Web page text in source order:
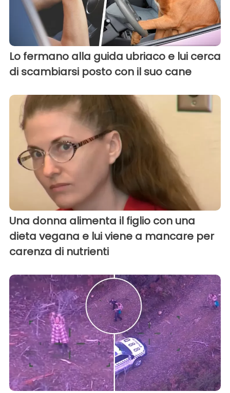
Lo fermano alla guida ubriaco e lui cerca
di scambiarsi posto con il suo cane
Una donna alimenta il figlio con una
dieta vegana e lui viene a mancare per
carenza di nutrienti